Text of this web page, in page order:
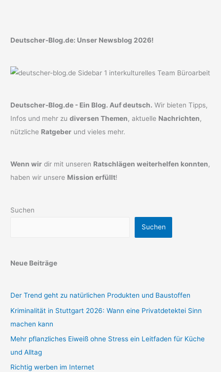
Deutscher-Blog.de: Unser Newsblog 2026!
Deutscher-Blog.de - Ein Blog. Auf deutsch. Wir bieten Tipps,
Infos und mehr zudiversen Themen, aktuelle Nachrichten,
nützliche Ratgeber und vieles mehr.
Wenn wir dir mit unseren Ratschlägen weiterhelfen konnten,
haben wir unsere Mission erfüllt!
Suchen
Suchen
Neue Beiträge
Der Trend geht zu natürlichen Produkten und Baustoffen
Kriminalität in Stuttgart 2026: Wann eine Privatdetektei Sinn
machen kann
Mehr pflanzliches Eiweiß ohne Stress ein Leitfaden für Küche
und Alltag
Richtig werben im Internet